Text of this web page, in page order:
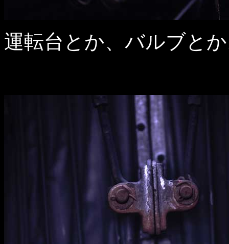
運転台とか、バルブと